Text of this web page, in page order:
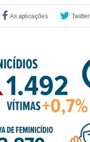
As aplicações Twitter